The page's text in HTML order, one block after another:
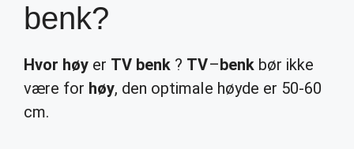
benk?
Hvor høy er TV benk ? TV–benkbør ikke
være for høy, den optimale høyde er 50-60
cm.